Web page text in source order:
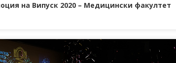
на Випуск 2020 – Медицински факултет